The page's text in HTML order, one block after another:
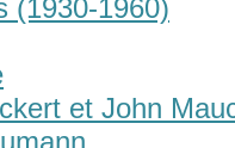
(1930-1960)
et John